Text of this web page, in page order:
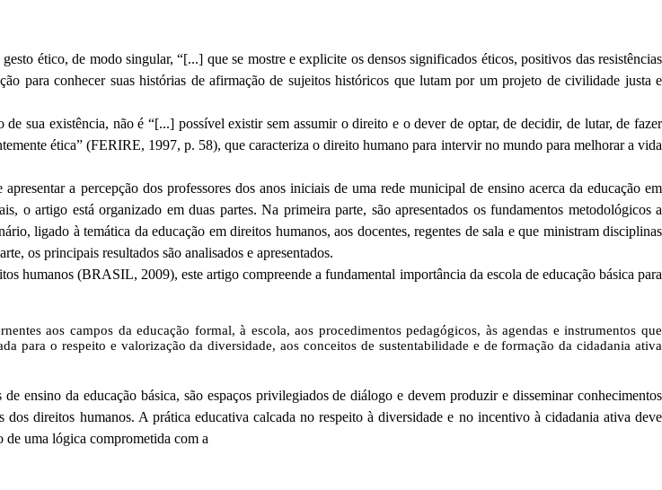
ético, de modo singular, “[...] que se mostre e explicite os densos significados éticos, positivos das resistências
para conhecer suas histórias de afirmação de sujeitos históricos que lutam por um projeto de civilidade justa e
sua existência, não é “[...] possível existir sem assumir o direito e o dever de optar, de decidir, de lutar, de fazer
ética” (FERIRE, 1997, p. 58), que caracteriza o direito humano para intervir no mundo para melhorar a vida
a percepção dos professores dos anos iniciais de uma rede municipal de ensino acerca da educação em
o artigo está organizado em duas partes. Na primeira parte, são apresentados os fundamentos metodológicos a
ligado à temática da educação em direitos humanos, aos docentes, regentes de sala e que ministram disciplinas
os principais resultados são analisados e apresentados.
humanos (BRASIL, 2009), este artigo compreende a fundamental importância da escola de educação básica para
aos campos da educação formal, à escola, aos procedimentos pedagógicos, às agendas e instrumentos que
para o respeito e valorização da diversidade, aos conceitos de sustentabilidade e de formação da cidadania ativa
ensino da educação básica, são espaços privilegiados de diálogo e devem produzir e disseminar conhecimentos
direitos humanos. A prática educativa calcada no respeito à diversidade e no incentivo à cidadania ativa deve
de uma lógica comprometida com a